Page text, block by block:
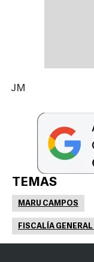
JM
TEMAS
MARU CAMPOS
FISCALÍA